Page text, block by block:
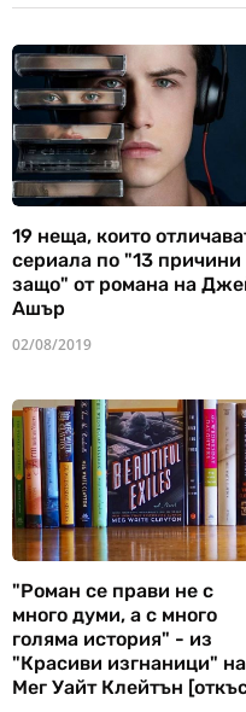
19 неща, които
сериала по "13 причини
защо" от романа на
Ашър
02/08/2019
"Роман се прави не с
много думи, а с много
голяма история" - из
"Красиви изгнаници" на
Мег Уайт Клейтън